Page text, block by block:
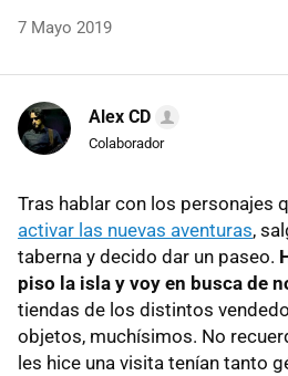
7 Mayo 2019
Alex CD
Colaborador
Tras hablar con los personajes
activar las nuevas aventuras,
taberna y decido dar un paseo.
piso la isla y voy en busca de
tiendas de los distintos
objetos, muchísimos. No
les hice una visita tenían tanto